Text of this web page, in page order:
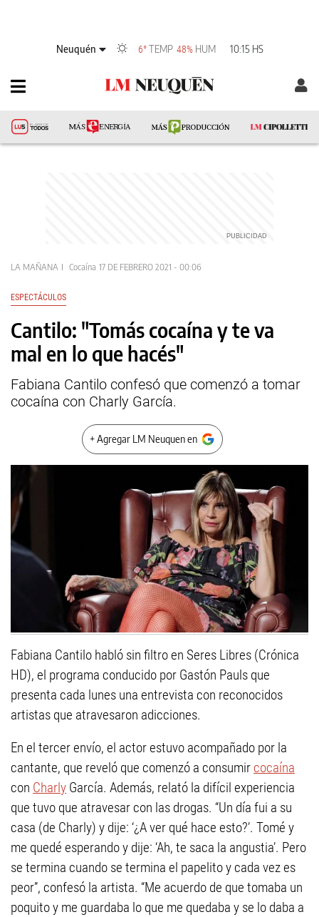
Neuquén 6° TEMP 48% HUM 10:15 HS
LA MAÑANA Cocaína 17 DE FEBRERO 2021 - 00:06
ESPECTÁCULOS
Cantilo: "Tomás cocaína y te va
mal en lo que hacés"
Fabiana Cantilo confesó que comenzó a tomar
cocaína con Charly García.
+ Agregar LM Neuquen en
Fabiana Cantilo habló sin filtro en Seres Libres (Crónica
HD), el programa conducido por Gastón Pauls que
presenta cada lunes una entrevista con reconocidos
artistas que atravesaron adicciones.
En el tercer envío, el actor estuvo acompañado por la
cantante, que reveló que comenzó a consumir cocaína
con Charly García. Además, relató la difícil experiencia
que tuvo que atravesar con las drogas. “Un día fui a su
casa (de Charly) y dije: ‘¿A ver qué hace esto?’. Tomé y
me quedé esperando y dije: ‘Ah, te saca la angustia’. Pero
se termina cuando se termina el papelito y cada vez es
peor”, confesó la artista. “Me acuerdo de que tomaba un
poquito y me guardaba lo que me quedaba y se lo daba a